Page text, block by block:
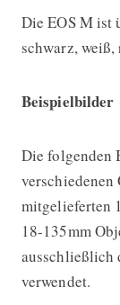
Die EOS M ist
schwarz,
Beispielbilder
Die folgenden
mitgelieferten
18-135mm
ausschließlich
verwendet.